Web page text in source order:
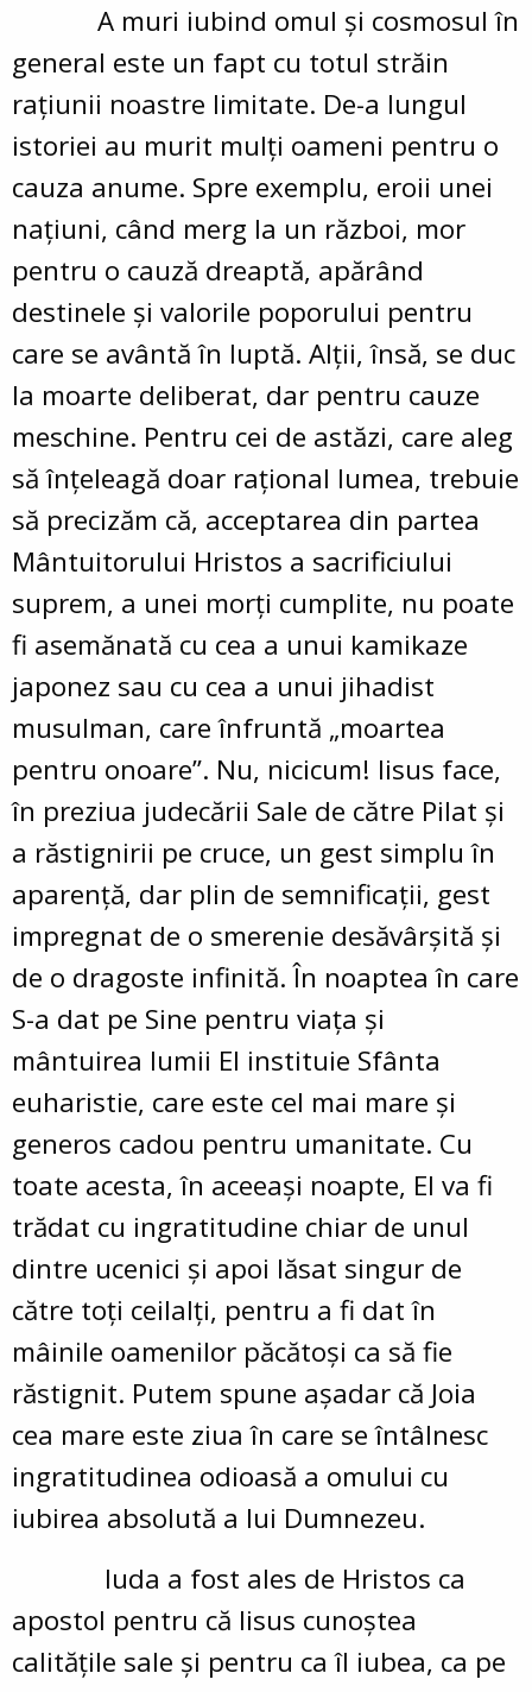
A muri iubind omul şi cosmosul în
general este un fapt cu totul străin
raţiunii noastre limitate. De-a lungul
istoriei au murit mulţi oameni pentru o
cauza anume. Spre exemplu, eroii unei
naţiuni, când merg la un război, mor
pentru o cauză dreaptă, apărând
destinele şi valorile poporului pentru
care se avântă în luptă. Alţii, însă, se duc
la moarte deliberat, dar pentru cauze
meschine. Pentru cei de astăzi, care aleg
să înţeleagă doar raţional lumea, trebuie
să precizăm că, acceptarea din partea
Mântuitorului Hristos a sacrificiului
suprem, a unei morţi cumplite, nu poate
fi asemănată cu cea a unui kamikaze
japonez sau cu cea a unui jihadist
musulman, care înfruntă „moartea
pentru onoare”. Nu, nicicum! Iisus face,
în preziua judecării Sale de către Pilat şi
a răstignirii pe cruce, un gest simplu în
aparenţă, dar plin de semnificaţii, gest
impregnat de o smerenie desăvârşită şi
de o dragoste infinită. În noaptea în care
S-a dat pe Sine pentru viaţa şi
mântuirea lumii El instituie Sfânta
euharistie, care este cel mai mare şi
generos cadou pentru umanitate. Cu
toate acesta, în aceeaşi noapte, El va fi
trădat cu ingratitudine chiar de unul
dintre ucenici şi apoi lăsat singur de
către toţi ceilalţi, pentru a fi dat în
mâinile oamenilor păcătoşi ca să fie
răstignit. Putem spune aşadar că Joia
cea mare este ziua în care se întâlnesc
ingratitudinea odioasă a omului cu
iubirea absolută a lui Dumnezeu.
Iuda a fost ales de Hristos ca
apostol pentru că Iisus cunoştea
calităţile sale şi pentru ca îl iubea, ca pe